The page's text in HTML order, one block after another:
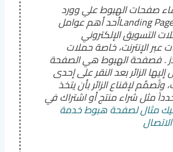
صفحات الهبوط علي وورد
بريس Landing Pagesأحد أهم عوامل
التسويق الإلكتروني
عبر الإنترنت، خاصة حملات
. فصفحة الهبوط هي الصفحة
الزائر بعد النقر على إحدى
وتُصمَّم لإقناع الزائر بأن يتخذ
مثل شراء منتج أو اشتراك في
مثال لصفحة هبوط خدمة